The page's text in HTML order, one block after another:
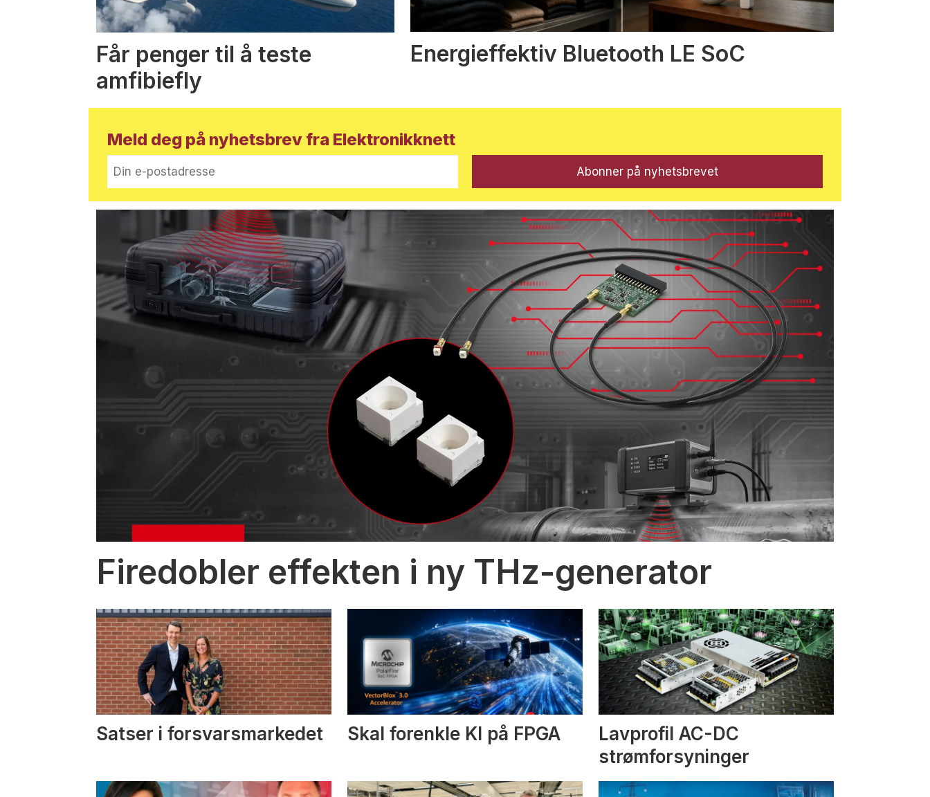
Får penger til å teste
amfibiefly
Energieffektiv Bluetooth LE SoC
Meld deg på nyhetsbrev fra Elektronikknett
Firedobler effekten i ny THz-generator
Satser i forsvarsmarkedet Skal forenkle KI på FPGA
Lavprofil AC-DC
strømforsyninger